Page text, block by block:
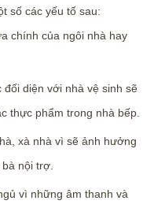
số các yếu tố sau:
chính của ngôi nhà hay
diện với nhà vệ sinh sẽ
thực phẩm trong nhà bếp.
xà nhà vì sẽ ảnh hưởng
nội trợ.
vì những âm thanh và